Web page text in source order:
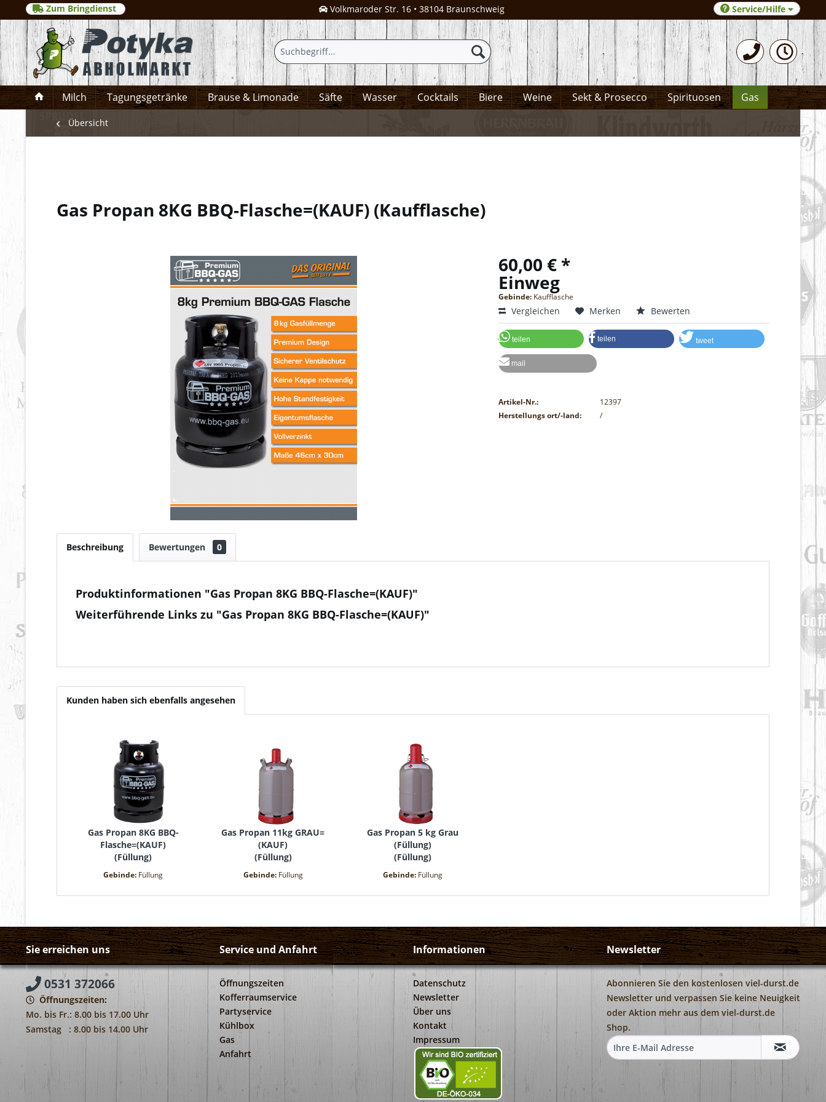
Zum Bringdienst Volkmaroder Str. 16 • 38104 Braunschweig 0531-372066
Service/Hilfe
Milch Tagungsgetränke Brause & Limonade Säfte Wasser Cocktails Biere Weine Sekt & Prosecco Spirituosen Gas
Übersicht
Gas Propan 8KG BBQ-Flasche=(KAUF) (Kaufflasche)
60,00 € *
Einweg
Gebinde: Kaufflasche
Vergleichen Merken Bewerten
teilen teilen tweet
mail
Artikel-Nr.:
12397
Herstellungs ort/-land:
/
Beschreibung Bewertungen 0
Produktinformationen "Gas Propan 8KG BBQ-Flasche=(KAUF)"
Weiterführende Links zu "Gas Propan 8KG BBQ-Flasche=(KAUF)"
Kunden haben sich ebenfalls angesehen
Gas Propan 8KG BBQ-
Flasche=(KAUF)
(Füllung)
Gebinde: Füllung
Gas Propan 11kg GRAU=
(KAUF)
(Füllung)
Gebinde: Füllung
Gas Propan 5 kg Grau
(Füllung)
(Füllung)
Gebinde: Füllung
Sie erreichen uns
0531 372066
Öffnungszeiten:
Mo. bis Fr.: 8.00 bis 17.00 Uhr
Samstag : 8.00 bis 14.00 Uhr
Service und Anfahrt
Öffnungszeiten
Kofferraumservice
Partyservice
Kühlbox
Gas
Anfahrt
Informationen
Datenschutz
Newsletter
Über uns
Kontakt
Impressum
Newsletter
Abonnieren Sie den kostenlosen viel-durst.de
Newsletter und verpassen Sie keine Neuigkeit
oder Aktion mehr aus dem viel-durst.de
Shop.